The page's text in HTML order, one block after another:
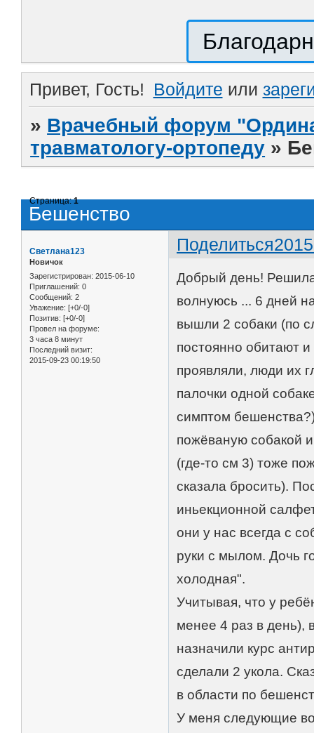
Привет, Гость! Войдите или
» Врачебный форум
травматологу-ортопеду »
Бешенство
Страница:1
Поделиться
Светлана123
Новичок
Зарегистрирован: 2015-06-10
Приглашений: 0
Сообщений: 2
Уважение: [+0/-0]
Позитив: [+0/-0]
Провел на форуме:
3 часа 8 минут
Последний визит:
2015-09-23 00:19:50
Добрый день!
волнуюсь ... 6 дней
вышли 2 собаки (по
постоянно обитают
проявляли, люди их
палочки одной
симптом
пожёваную собакой
(где-то см 3) тоже
сказала бросить).
иньекционной
они у нас всегда с
руки с мылом. Дочь
холодная".
Учитывая, что у
менее 4 раз в день),
назначили курс
сделали 2 укола.
в области по
У меня следующие